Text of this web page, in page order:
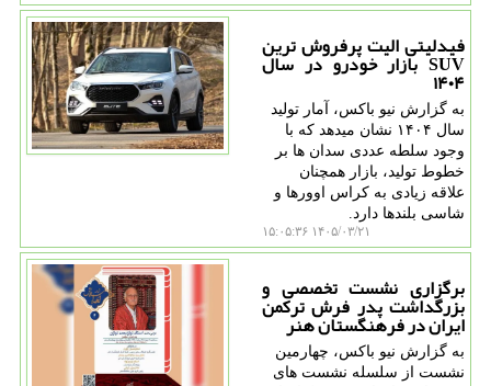
فیدلیتی الیت پرفروش ترین
SUV بازار خودرو در سال
۱۴۰۴
به گزارش نیو باکس، آمار تولید
سال ۱۴۰۴ نشان میدهد که با
وجود سلطه عددی سدان ها بر
خطوط تولید، بازار همچنان
علاقه زیادی به کراس اوورها و
شاسی بلندها دارد.
۱۴۰۵/۰۳/۲۱ ۱۵:۰۵:۳۶
برگزاری نشست تخصصی و
بزرگداشت پدر فرش ترکمن
ایران در فرهنگستان هنر
به گزارش نیو باکس، چهارمین
نشست از سلسله نشست های